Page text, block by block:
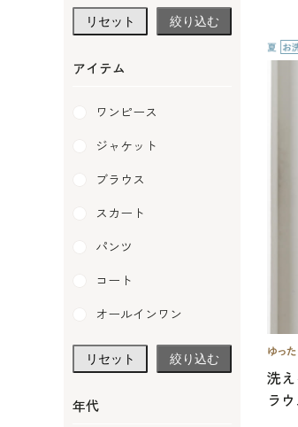
洗
ラウ
リセット 絞り込む
アイテム
ワンピース
ジャケット
ブラウス
スカート
パンツ
コート
オールインワン
リセット 絞り込む
年代